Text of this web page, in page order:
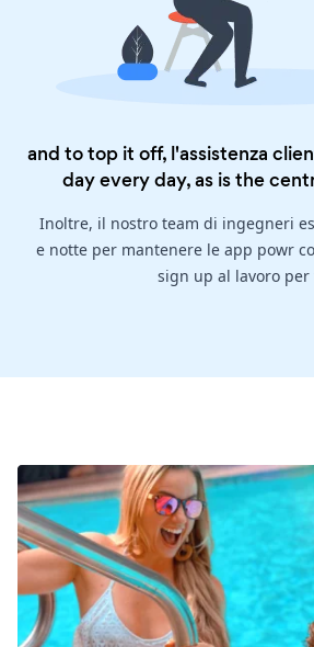
and to top it off, l'assistenza
day every day, as is the
Inoltre, il nostro team di ingegneri
e notte per mantenere le app powr
sign up al lavoro per